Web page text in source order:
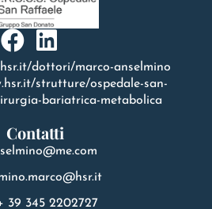
dottori/marco-anselmino
strutture/ospedale-san-
bariatrica-metabolica
Contatti
39 345 2202727